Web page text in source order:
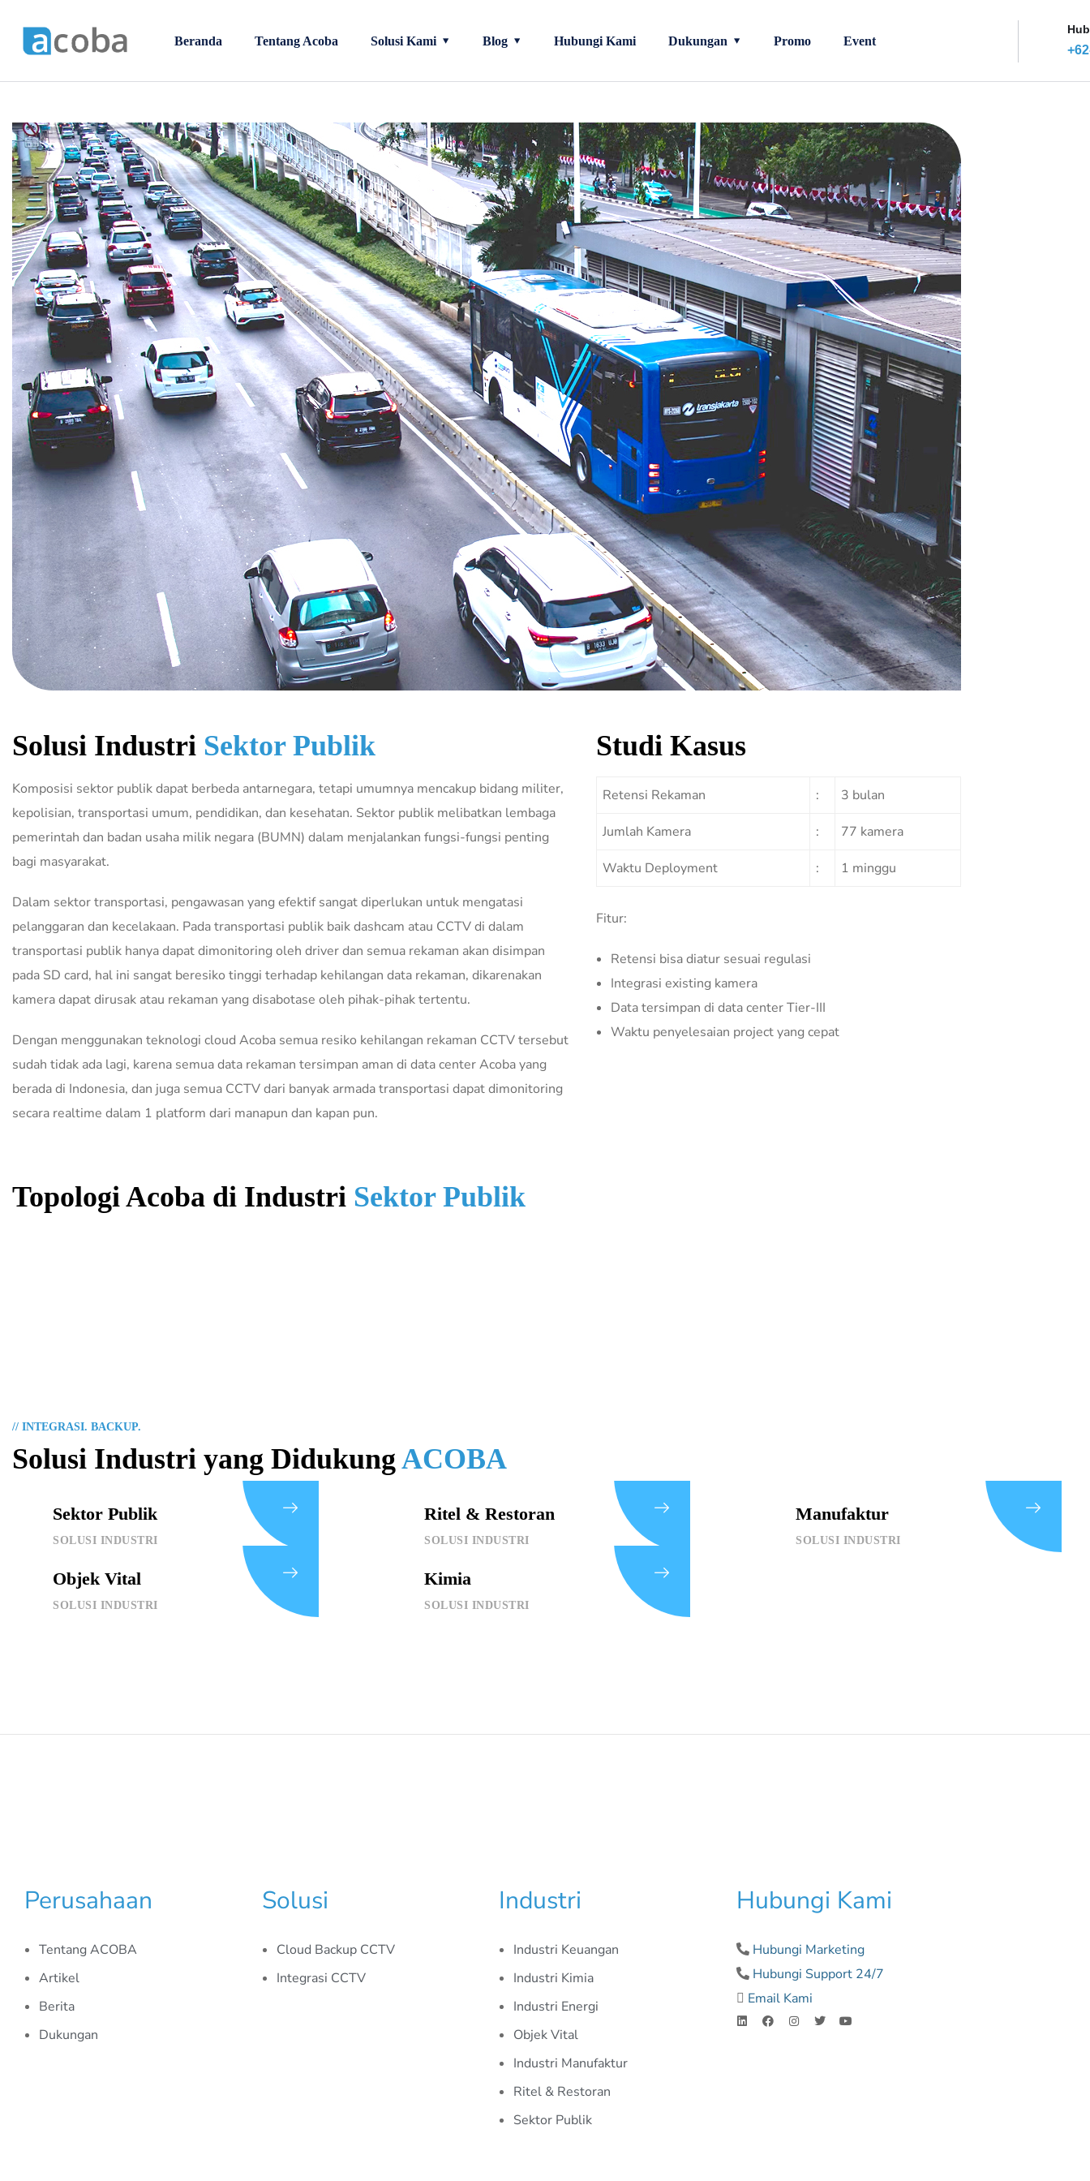
Beranda Tentang Acoba Solusi Kami Blog Hubungi Kami Dukungan Promo Event
Solusi Industri Sektor Publik
Komposisi sektor publik dapat berbeda antarnegara, tetapi umumnya mencakup bidang militer,
kepolisian, transportasi umum, pendidikan, dan kesehatan. Sektor publik melibatkan lembaga
pemerintah dan badan usaha milik negara (BUMN) dalam menjalankan fungsi-fungsi penting
bagi masyarakat.
Dalam sektor transportasi, pengawasan yang efektif sangat diperlukan untuk mengatasi
pelanggaran dan kecelakaan. Pada transportasi publik baik dashcam atau CCTV di dalam
transportasi publik hanya dapat dimonitoring oleh driver dan semua rekaman akan disimpan
pada SD card, hal ini sangat beresiko tinggi terhadap kehilangan data rekaman, dikarenakan
kamera dapat dirusak atau rekaman yang disabotase oleh pihak-pihak tertentu.
Dengan menggunakan teknologi cloud Acoba semua resiko kehilangan rekaman CCTV tersebut
sudah tidak ada lagi, karena semua data rekaman tersimpan aman di data center Acoba yang
berada di Indonesia, dan juga semua CCTV dari banyak armada transportasi dapat dimonitoring
secara realtime dalam 1 platform dari manapun dan kapan pun.
Studi Kasus
Retensi Rekaman : 3 bulan
Jumlah Kamera : 77 kamera
Waktu Deployment : 1 minggu
Fitur:
Retensi bisa diatur sesuai regulasi
Integrasi existing kamera
Data tersimpan di data center Tier-III
Waktu penyelesaian project yang cepat
Topologi Acoba di Industri Sektor Publik
// INTEGRASI. BACKUP.
Solusi Industri yang DidukungACOBA
Sektor Publik
SOLUSI INDUSTRI
Ritel & Restoran
SOLUSI INDUSTRI
Manufaktur
SOLUSI INDUSTRI
Objek Vital
SOLUSI INDUSTRI
Kimia
SOLUSI INDUSTRI
Perusahaan
Tentang ACOBA
Artikel
Berita
Dukungan
Solusi
Cloud Backup CCTV
Integrasi CCTV
Industri
Industri Keuangan
Industri Kimia
Industri Energi
Objek Vital
Industri Manufaktur
Ritel & Restoran
Sektor Publik
Hubungi Kami
Hubungi Marketing
Hubungi Support 24/7
Email Kami